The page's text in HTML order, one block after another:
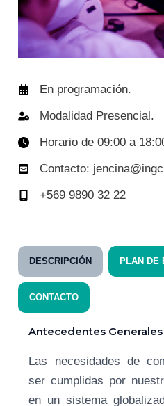
En programación.
Modalidad Presencial.
Horario de 09:00 a
Contacto:
+569 9890 32 22
DESCRIPCIÓN PLAN DE
CONTACTO
Antecedentes Generales
Las necesidades de
ser cumplidas por
en un sistema